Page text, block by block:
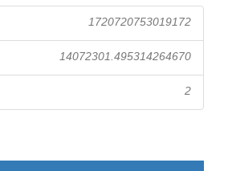
1720720753019172
14072301.495314264670
2